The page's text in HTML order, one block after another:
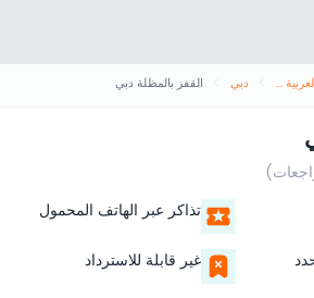
دولة الإمارات العربية المتحدة دبي القفز بالمظلة دبي
تذاكر عبر الهاتف المحمول
غير قابلة للاسترداد